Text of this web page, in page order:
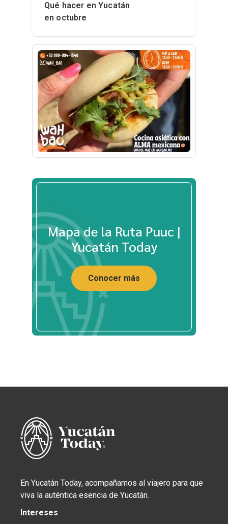
Qué hacer en Yucatán
en octubre
Mapa de la Ruta Puuc |
Yucatán Today
Conocer más
En Yucatán Today, acompañamos al viajero para que
viva la auténtica esencia de Yucatán.
Intereses